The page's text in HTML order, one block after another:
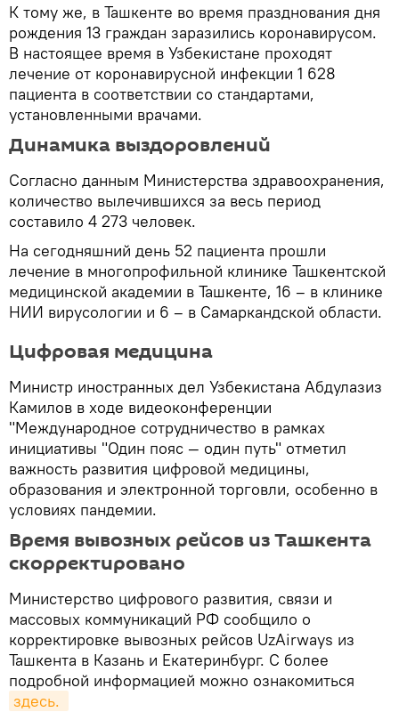
К тому же, в Ташкенте во время празднования дня
рождения 13 граждан заразились коронавирусом.
В настоящее время в Узбекистане проходят
лечение от коронавирусной инфекции 1 628
пациента в соответствии со стандартами,
установленными врачами.
Динамика выздоровлений
Согласно данным Министерства здравоохранения,
количество вылечившихся за весь период
составило 4 273 человек.
На сегодняшний день 52 пациента прошли
лечение в многопрофильной клинике Ташкентской
медицинской академии в Ташкенте, 16 – в клинике
НИИ вирусологии и 6 – в Самаркандской области.
Цифровая медицина
Министр иностранных дел Узбекистана Абдулазиз
Камилов в ходе видеоконференции
"Международное сотрудничество в рамках
инициативы "Один пояс — один путь" отметил
важность развития цифровой медицины,
образования и электронной торговли, особенно в
условиях пандемии.
Время вывозных рейсов из Ташкента
скорректировано
Министерство цифрового развития, связи и
массовых коммуникаций РФ сообщило о
корректировке вывозных рейсов UzAirways из
Ташкента в Казань и Екатеринбург. С более
подробной информацией можно ознакомиться
здесь.